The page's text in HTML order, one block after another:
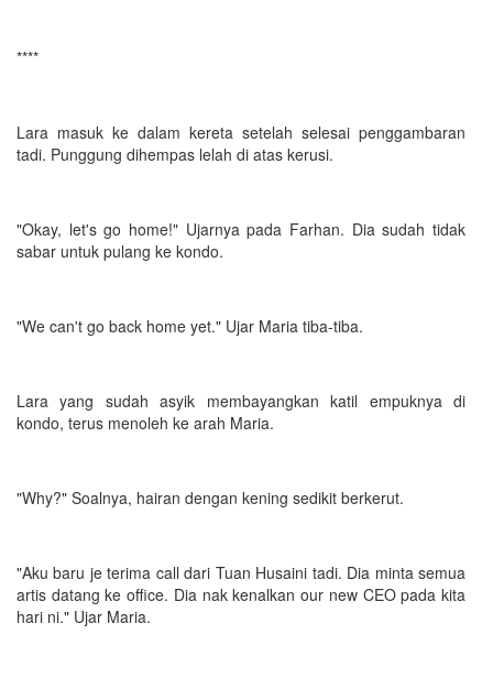
****
Lara masuk ke dalam kereta setelah selesai penggambaran
tadi. Punggung dihempas lelah di atas kerusi.
"Okay, let's go home!" Ujarnya pada Farhan. Dia sudah tidak
sabar untuk pulang ke kondo.
"We can't go back home yet." Ujar Maria tiba-tiba.
Lara yang sudah asyik membayangkan katil empuknya di
kondo, terus menoleh ke arah Maria.
"Why?" Soalnya, hairan dengan kening sedikit berkerut.
"Aku baru je terima call dari Tuan Husaini tadi. Dia minta semua
artis datang ke office. Dia nak kenalkan our new CEO pada kita
hari ni." Ujar Maria.